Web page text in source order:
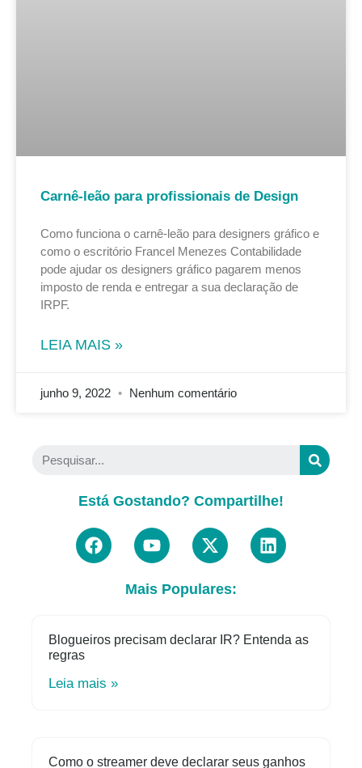
Carnê-leão para profissionais de Design
Como funciona o carnê-leão para designers gráfico e
como o escritório Francel Menezes Contabilidade
pode ajudar os designers gráfico pagarem menos
imposto de renda e entregar a sua declaração de
IRPF.
LEIA MAIS »
junho 9, 2022 Nenhum comentário
Está Gostando? Compartilhe!
Mais Populares:
Blogueiros precisam declarar IR? Entenda as
regras
Leia mais »
Como o streamer deve declarar seus ganhos